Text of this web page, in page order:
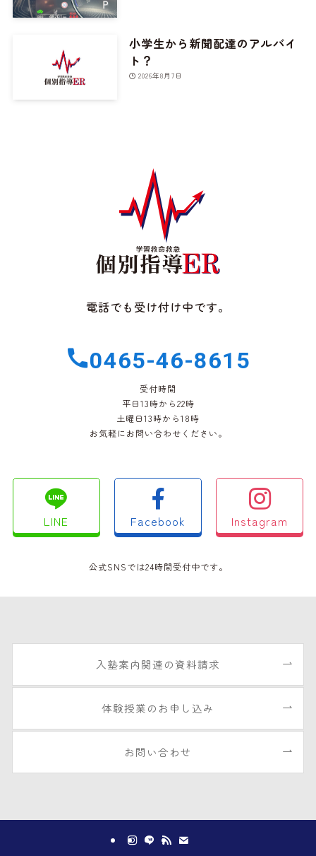
小学生から新聞配達のアルバイ
ト？
2026年8月7日
電話でも受け付け中です。
0465-46-8615
受付時間
平日13時から22時
土曜日13時から18時
お気軽にお問い合わせください。
LINE Facebook Instagram
公式SNSでは24時間受付中です。
入塾案内関連の資料請求
体験授業のお申し込み
お問い合わせ